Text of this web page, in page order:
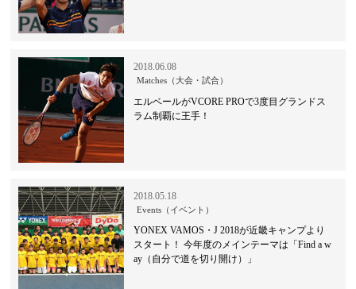
2018.06.08
Matches（大会・試合）
エルベールがVCORE PROで3度目グランドス
ラム制覇に王手！
2018.05.18
Events（イベント）
YONEX VAMOS・J 2018が近畿キャンプより
スタート！ 今年度のメインテーマは「Find a w
ay（自分で道を切り開け）」